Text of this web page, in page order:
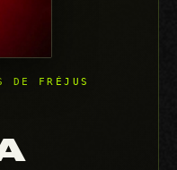
DE FRÉJUS